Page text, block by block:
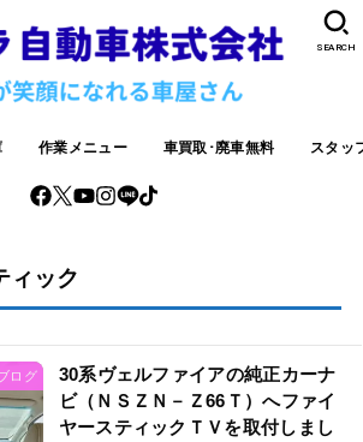
作業メニュー 車買取･廃車無料 スタッ
SEARCH
ィック
ログ
30系ヴェルファイアの純正カーナ
ビ（ＮＳＺＮ－Ｚ66Ｔ）へファイ
ヤースティックＴＶを取付しまし